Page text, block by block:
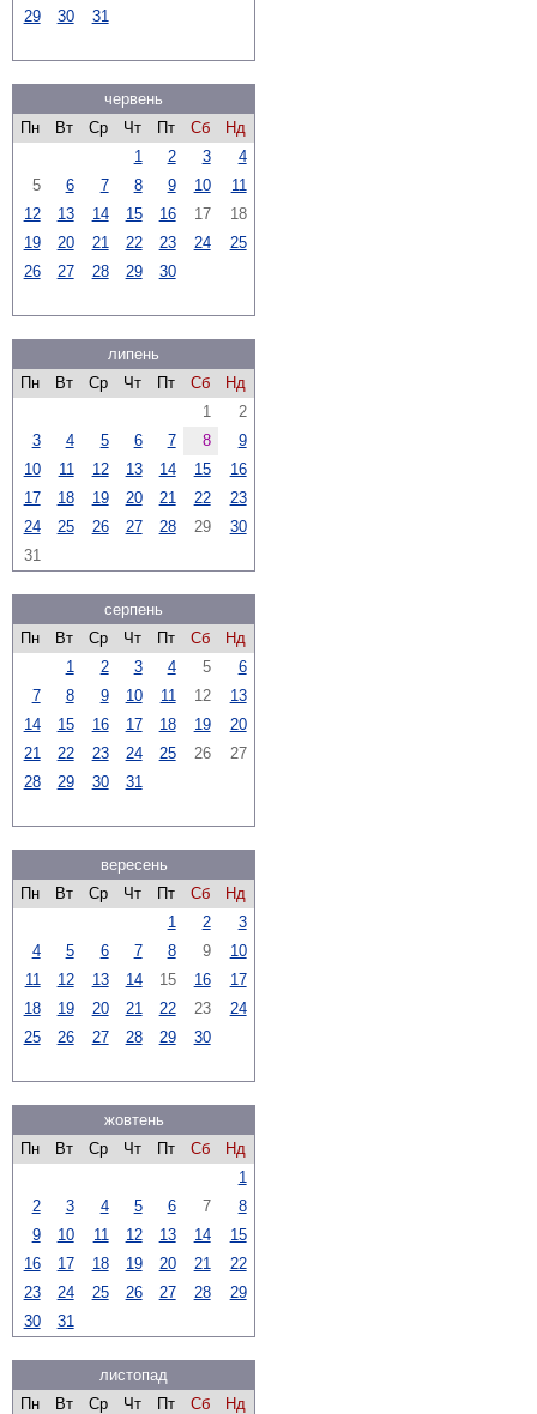
29
30 31
червень
Пн
Вт Ср Чт Пт Сб
Нд
1
2 3
4
5
6 7 8 9 10
11
12
13 14 15 16 17
18
19
20 21 22 23 24
25
26
27 28 29 30
липень
Пн
Вт Ср Чт Пт Сб
Нд
1
2
3
4 5 6 7 8
9
10
11 12 13 14 15
16
17
18 19 20 21 22
23
24
25 26 27 28 29
30
31
серпень
Пн
Вт Ср Чт Пт Сб
Нд
1
2 3 4 5
6
7
8 9 10 11 12
13
14
15 16 17 18 19
20
21
22 23 24 25 26
27
28
29 30 31
вересень
Пн
Вт Ср Чт Пт Сб
Нд
1
2
3
4
5 6 7 8 9
10
11
12 13 14 15 16
17
18
19 20 21 22 23
24
25
26 27 28 29 30
жовтень
Пн
Вт Ср Чт Пт Сб
Нд
1
2
3 4 5 6 7
8
9
10 11 12 13 14
15
16
17 18 19 20 21
22
23
24 25 26 27 28
29
30
31
листопад
Пн
Вт Ср Чт Пт Сб
Нд